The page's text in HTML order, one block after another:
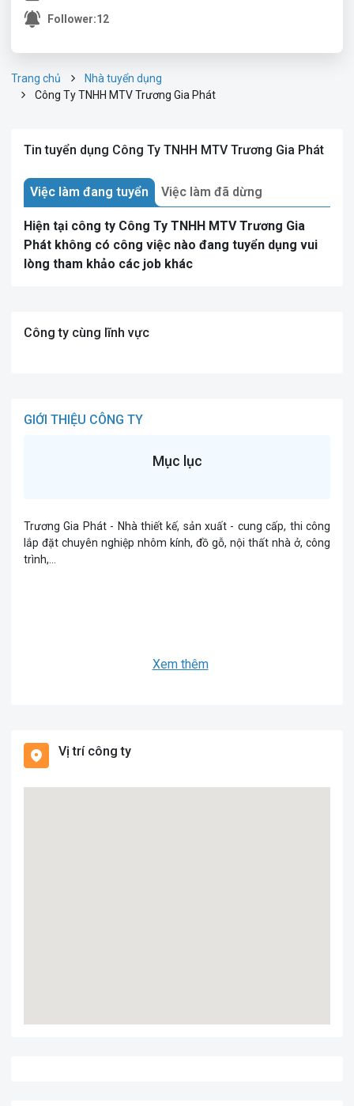
Follower:12
Trang chủ
Nhà tuyển dụng
Công Ty TNHH MTV Trương Gia Phát
Tin tuyển dụng Công Ty TNHH MTV Trương Gia Phát
Việc làm đang tuyển Việc làm đã dừng
Hiện tại công ty Công Ty TNHH MTV Trương Gia
Phát không có công việc nào đang tuyển dụng vui
lòng tham khảo các job khác
Công ty cùng lĩnh vực
GIỚI THIỆU CÔNG TY
Mục lục
Trương Gia Phát - Nhà thiết kế, sản xuất - cung cấp, thi công
lắp đặt chuyên nghiệp nhôm kính, đồ gỗ, nội thất nhà ở, công
trình,…
Xem thêm
Vị trí công ty